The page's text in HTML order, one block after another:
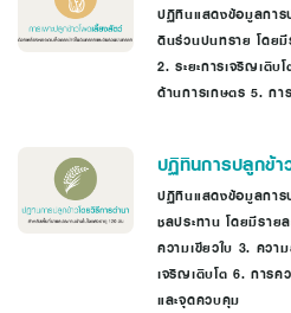
หยอดเมล็ดตราช้
ทราย
ปฏิทินแสดงข้อมูลการ
ดินร่วนปนทราย โดย
2. ระยะการเจริญเติ
ด้านการเกษตร 5. กา
ปฏิทินการปลูกข้า
นาชลประทาน ข้
ปฏิทินแสดงข้อมูลการ
ชลประทาน โดยมีราย
ความเขียวใบ 3. คว
เจริญเติบโต 6. การ
และจุดควบคุม